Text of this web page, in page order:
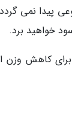
پیدا نمی
کاهش وزن